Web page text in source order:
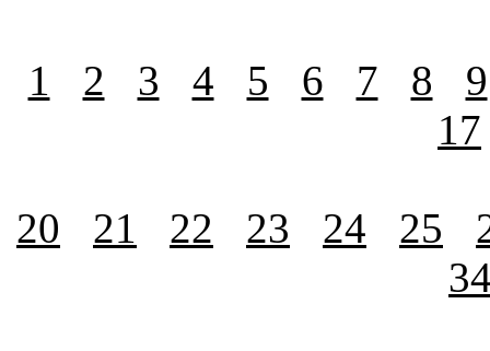
1 2 3 4 5 6 7 8
9
17
20 21 22 23 24 25